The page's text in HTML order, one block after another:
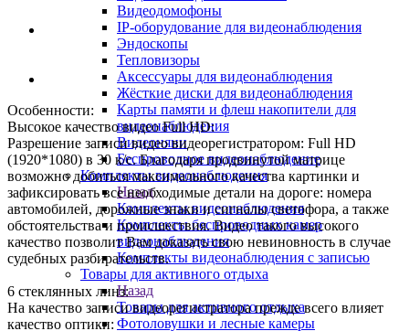
Видеодомофоны
IP-оборудование для видеонаблюдения
Эндоскопы
Тепловизоры
Аксессуары для видеонаблюдения
Жёсткие диски для видеонаблюдения
Карты памяти и флеш накопители для
видеонаблюдения
Видеоняни
Беспроводное видеонаблюдение
Комплекты видеонаблюдения
Назад
Комплекты видеонаблюдения
Комплекты беспроводных камер
видеонаблюдения
Комплекты видеонаблюдения с записью
Товары для активного отдыха
Назад
Товары для активного отдыха
Фотоловушки и лесные камеры
Особенности:
Высокое качество видео Full HD:
Разрешение записи видео видеорегистратором: Full HD
(1920*1080) в 30 к/с. Благодаря продвинутой матрице
возможно добиться максимального качества картинки и
зафиксировать все необходимые детали на дороге: номера
автомобилей, дорожные знаки и сигналы светофора, а также
обстоятельства и происшествия. Видео такого высокого
качество позволит Вам доказать свою невиновность в случае
судебных разбирательств.
6 стеклянных линз:
На качество записи видеорегистратора прежде всего влияет
качество оптики: